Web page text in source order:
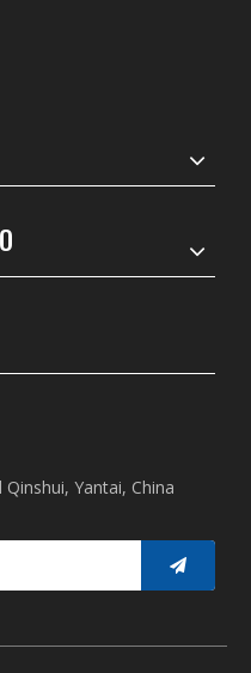
Yantai, China